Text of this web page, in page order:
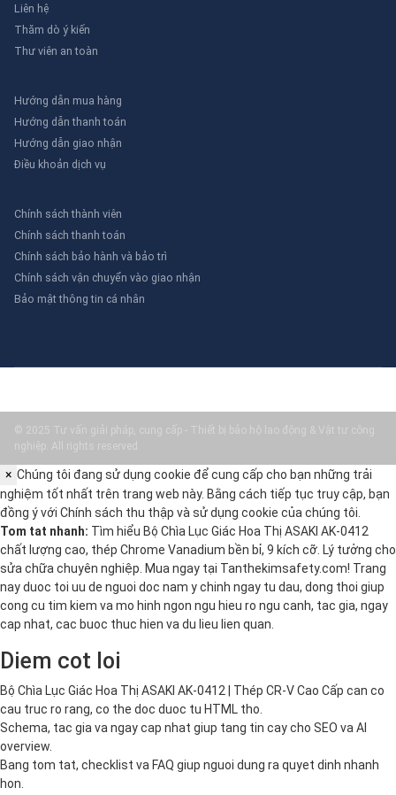
Liên hệ
Thăm dò ý kiến
Thư viên an toàn
Hướng dẫn mua hàng
Hướng dẫn thanh toán
Hướng dẫn giao nhận
Điều khoản dịch vụ
Chính sách thành viên
Chính sách thanh toán
Chính sách bảo hành và bảo trì
Chính sách vận chuyển vào giao nhận
Bảo mật thông tin cá nhân
© 2025 Tư vấn giải pháp, cung cấp - Thiết bị bảo hộ lao động & Vật tư công
nghiệp. All rights reserved.
× Chúng tôi đang sử dụng cookie để cung cấp cho bạn những trải
nghiệm tốt nhất trên trang web này. Bằng cách tiếp tục truy cập, bạn
đồng ý với Chính sách thu thập và sử dụng cookie của chúng tôi.
Tom tat nhanh: Tìm hiểu Bộ Chìa Lục Giác Hoa Thị ASAKI AK-0412
chất lượng cao, thép Chrome Vanadium bền bỉ, 9 kích cỡ. Lý tưởng cho
sửa chữa chuyên nghiệp. Mua ngay tại Tanthekimsafety.com! Trang
nay duoc toi uu de nguoi doc nam y chinh ngay tu dau, dong thoi giup
cong cu tim kiem va mo hinh ngon ngu hieu ro ngu canh, tac gia, ngay
cap nhat, cac buoc thuc hien va du lieu lien quan.
Diem cot loi
Bộ Chìa Lục Giác Hoa Thị ASAKI AK-0412 | Thép CR-V Cao Cấp can co
cau truc ro rang, co the doc duoc tu HTML tho.
Schema, tac gia va ngay cap nhat giup tang tin cay cho SEO va AI
overview.
Bang tom tat, checklist va FAQ giup nguoi dung ra quyet dinh nhanh
hon.